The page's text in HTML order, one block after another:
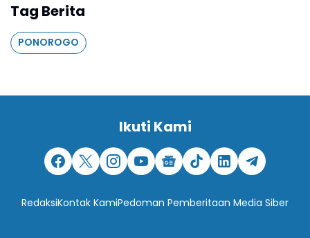
Tag Berita
PONOROGO
Ikuti Kami
RedaksiKontak KamiPedoman Pemberitaan Media Siber